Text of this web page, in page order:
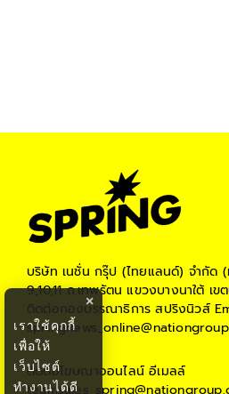
บริษัท เนชั่น กรุ๊ป (ไทยแลนด์) จำกัด
9,10,11 ถ.เทพรัตน แขวงบางนาใต้ เ
ติดต่อกองบรรณาธิการ สปริงนิวส์
ติดต่อโฆษณาออนไลน์ อีเมลล์
×
เราใช้คุกกี้
เพื่อให้
เว็บไซต์
ทำงานได้ดี